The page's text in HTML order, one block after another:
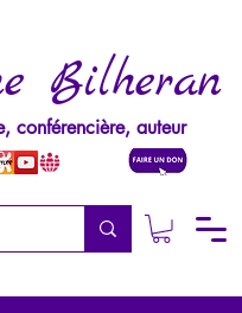
Bilheran
conférencière, auteur